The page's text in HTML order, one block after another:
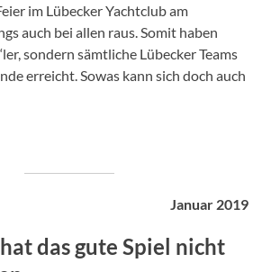
im Lübecker Yachtclub am
auch bei allen raus. Somit haben
sondern sämtliche Lübecker Teams
erreicht. Sowas kann sich doch auch
Januar 2019
das gute Spiel nicht